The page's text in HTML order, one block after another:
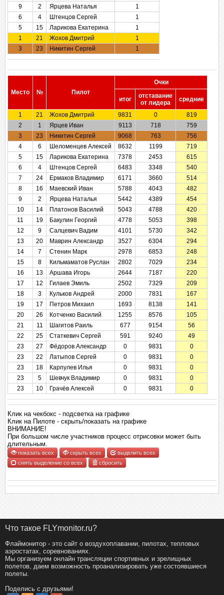
9
2 Ярцева Наталья
1
6
4 Штенцов Сергей
1
5
15 Ларикова Екатерина
1
1
21 Жохов Дмитрий
1
3
23 Никитин Сергей 1
Место № Пилот
Очки
итог
отставание
от лидера
cредние
1 21 Жохов Дмитрий 9831 0
819
2
1 Ярцев Иван 9113 718
759
3
23 Никитин Сергей 9068 763
756
4
6 Шеломенцев Алексей 8632 1199
719
5
15 Ларикова Екатерина 7378 2453
615
6
4 Штенцов Сергей 6483 3348
540
7
24 Ермаков Владимир 6171 3660
514
8
16 Маевский Иван 5788 4043
482
9
2 Ярцева Наталья 5442 4389
454
10
14 Платонов Василий 5043 4788
420
11
19 Бакулин Георгий 4778 5053
398
12
9 Салцевич Вадим 4101 5730
342
13
20 Маврин Александр 3527 6304
294
14
7 Стенин Марк 2978 6853
248
15
8 Кильмаматов Руслан 2802 7029
234
16
13 Аршава Игорь 2644 7187
220
17
12 Гилаев Эмиль 2502 7329
209
18
3 Кульков Андрей 2000 7831
167
19
17 Петров Михаил 1693 8138
141
20
26 Котченко Василий 1255 8576
105
21
11 Шагитов Раиль 677 9154
56
22
25 Статкевич Сергей 591 9240
49
23
27 Фёдоров Александр 0 9831
0
23
22 Латыпов Сергей 0 9831
0
23
18 Карпулев Илья 0 9831
0
23
5 Шевчук Владимир 0 9831
0
23
10 Грачёв Алексей 0 9831 0
Клик на чекбокс - подсветка на графике
Клик на Пилоте - скрыть/показать на графике
ВНИМАНИЕ!
При большом числе участников процесс отрисовки может быть
длительным.
показать всех скрыть всех
выделить всех
снять выделение со всех
сбросить
Что такое FLYmonitor.ru?
Флаймонитор - это сайт о воздухоплавании, пилотах, тепловых
аэростатах, соревнованиях.
Мы организуем онлайн трансляции спортивных и зрелищных
полетов, даем возможность проанализировать уже состоявшиеся
полеты.
Поделись с друзьями!